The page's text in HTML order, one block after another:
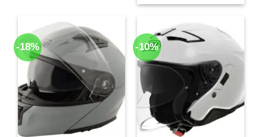
era:
è:
-18% -10%